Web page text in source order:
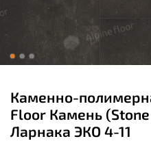
Каменно-
Floor Камень
Ларнака ЭКО 4-11